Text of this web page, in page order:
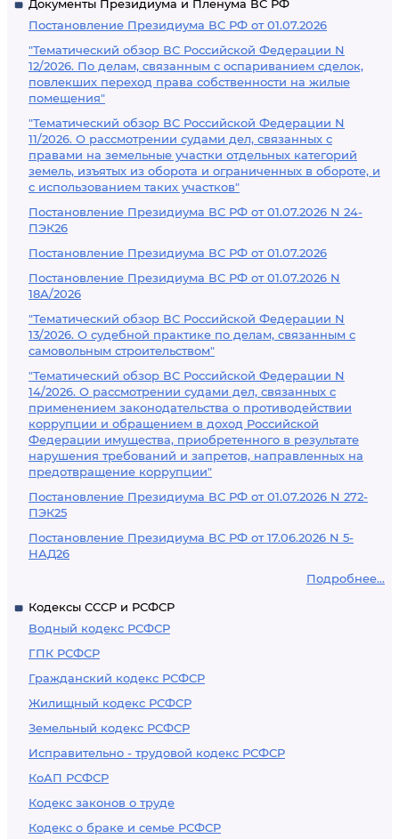
Документы Президиума и Пленума ВС РФ
Постановление Президиума ВС РФ от 01.07.2026
"Тематический обзор ВС Российской Федерации N
12/2026. По делам, связанным с оспариванием сделок,
повлекших переход права собственности на жилые
помещения"
"Тематический обзор ВС Российской Федерации N
11/2026. О рассмотрении судами дел, связанных с
правами на земельные участки отдельных категорий
земель, изъятых из оборота и ограниченных в обороте, и
с использованием таких участков"
Постановление Президиума ВС РФ от 01.07.2026 N 24-
ПЭК26
Постановление Президиума ВС РФ от 01.07.2026
Постановление Президиума ВС РФ от 01.07.2026 N
18А/2026
"Тематический обзор ВС Российской Федерации N
13/2026. О судебной практике по делам, связанным с
самовольным строительством"
"Тематический обзор ВС Российской Федерации N
14/2026. О рассмотрении судами дел, связанных с
применением законодательства о противодействии
коррупции и обращением в доход Российской
Федерации имущества, приобретенного в результате
нарушения требований и запретов, направленных на
предотвращение коррупции"
Постановление Президиума ВС РФ от 01.07.2026 N 272-
ПЭК25
Постановление Президиума ВС РФ от 17.06.2026 N 5-
НАД26
Подробнее...
Кодексы СССР и РСФСР
Водный кодекс РСФСР
ГПК РСФСР
Гражданский кодекс РСФСР
Жилищный кодекс РСФСР
Земельный кодекс РСФСР
Исправительно - трудовой кодекс РСФСР
КоАП РСФСР
Кодекс законов о труде
Кодекс о браке и семье РСФСР